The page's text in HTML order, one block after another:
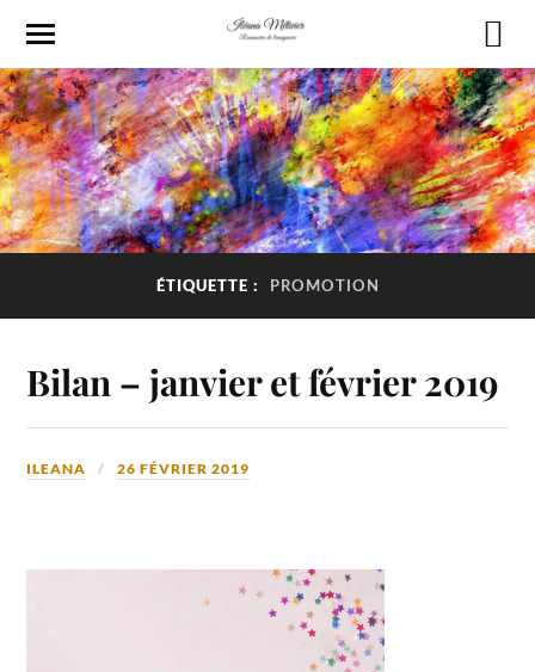
ÉTIQUETTE : PROMOTION
Bilan – janvier et février 2019
ILEANA 26 FÉVRIER 2019